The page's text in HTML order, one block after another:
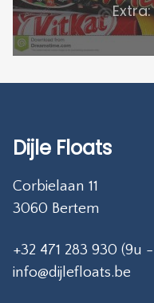
Dijle Floats
Corbielaan 11
3060 Bertem
+32 471 283 930 (9u
info@dijlefloats.be